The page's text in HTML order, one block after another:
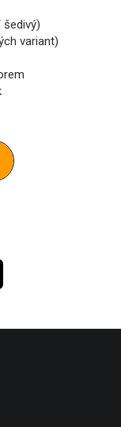
šedivý)
variant)